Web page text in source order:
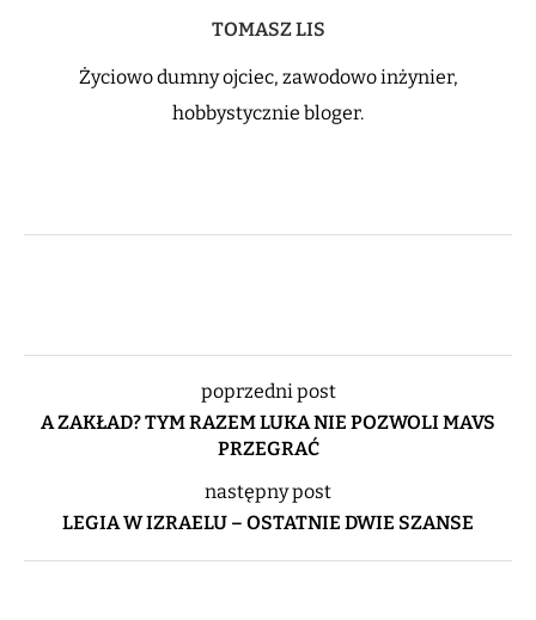
TOMASZ LIS
Życiowo dumny ojciec, zawodowo inżynier,
hobbystycznie bloger.
poprzedni post
A ZAKŁAD? TYM RAZEM LUKA NIE POZWOLI MAVS
PRZEGRAĆ
następny post
LEGIA W IZRAELU – OSTATNIE DWIE SZANSE